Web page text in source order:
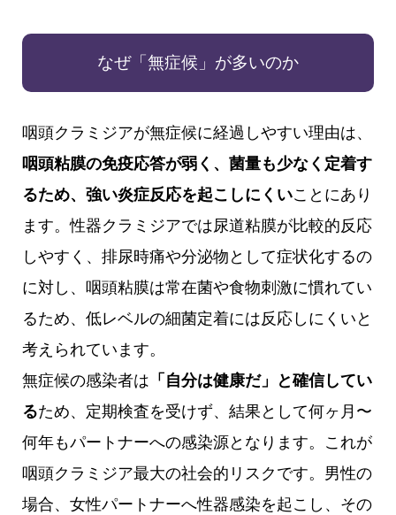
なぜ「無症候」が多いのか
咽頭クラミジアが無症候に経過しやすい理由は、
咽頭粘膜の免疫応答が弱く、菌量も少なく定着す
るため、強い炎症反応を起こしにくいことにあり
ます。性器クラミジアでは尿道粘膜が比較的反応
しやすく、排尿時痛や分泌物として症状化するの
に対し、咽頭粘膜は常在菌や食物刺激に慣れてい
るため、低レベルの細菌定着には反応しにくいと
考えられています。
無症候の感染者は 「自分は健康だ」と確信してい
るため、定期検査を受けず、結果として何ヶ月〜
何年もパートナーへの感染源となります。これが
咽頭クラミジア最大の社会的リスクです。男性の
場合、女性パートナーへ性器感染を起こし、その